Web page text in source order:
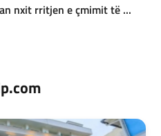
nxit rritjen e çmimit të ...